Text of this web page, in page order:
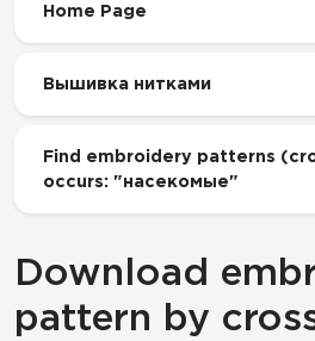
Home Page
Вышивка нитками
Find embroidery patterns
occurs: "насекомые"
Download
pattern by